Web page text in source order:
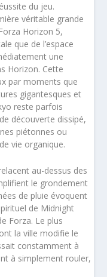
du jeu.
véritable grande
Horizon 5,
que de l’espace
une
Horizon. Cette
par moments que
gigantesques et
reste parfois
découverte dissipé,
piétonnes ou
vie organique.
au-dessus des
le grondement
de pluie évoquent
de Midnight
Forza. Le plus
la ville modifie le
constamment à
à simplement rouler,